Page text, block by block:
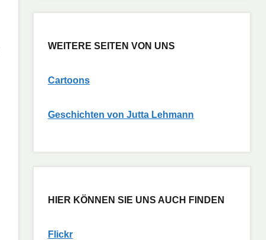
WEITERE SEITEN VON UNS
Cartoons
Geschichten von Jutta Lehmann
HIER KÖNNEN SIE UNS AUCH FINDEN
Flickr